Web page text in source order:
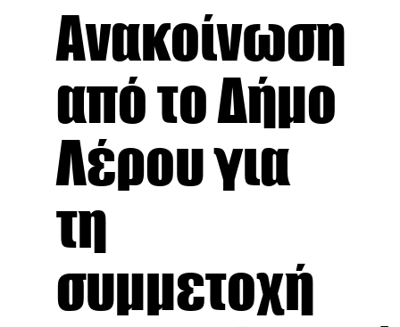
Ανακοίνωση
από το Δήμο
Λέρου για
τη
συμμετοχή